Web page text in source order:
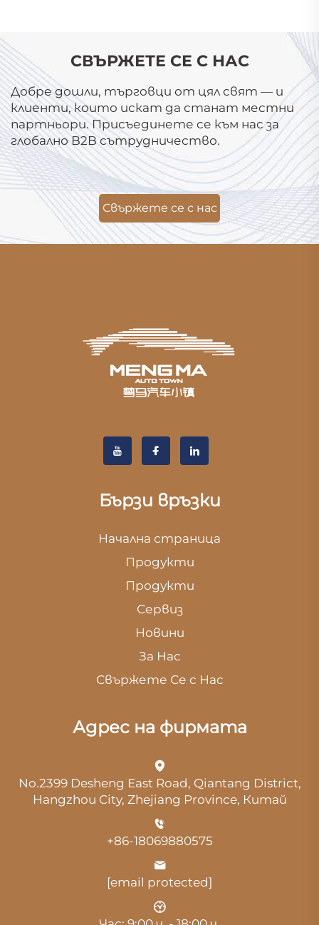
СВЪРЖЕТЕ СЕ С НАС
Добре дошли, търговци от цял свят — и
клиенти, които искат да станат местни
партньори. Присъединете се към нас за
глобално B2B сътрудничество.
Свържете се с нас
Бързи връзки
Начална страница
Продукти
Продукти
Сервиз
Новини
За Нас
Свържете Се с Нас
Адрес на фирмата
No.2399 Desheng East Road, Qiantang District,
Hangzhou City, Zhejiang Province, Китай
+86-18069880575
[email protected]